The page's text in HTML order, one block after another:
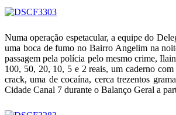
Telegram
Numa operação espetacular, a equipe do
uma boca de fumo no Bairro Angelim na
passagem pela polícia pelo mesmo crime,
100, 50, 20, 10, 5 e 2 reais, um caderno
crack, uma de cocaína, cerca trezentos
Cidade Canal 7 durante o Balanço Geral a